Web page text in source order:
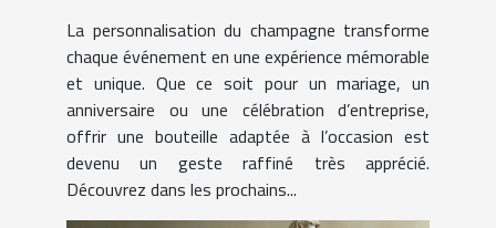
La personnalisation du champagne transforme
chaque événement en une expérience mémorable
et unique. Que ce soit pour un mariage, un
anniversaire ou une célébration d’entreprise,
offrir une bouteille adaptée à l’occasion est
devenu un geste raffiné très apprécié.
Découvrez dans les prochains...